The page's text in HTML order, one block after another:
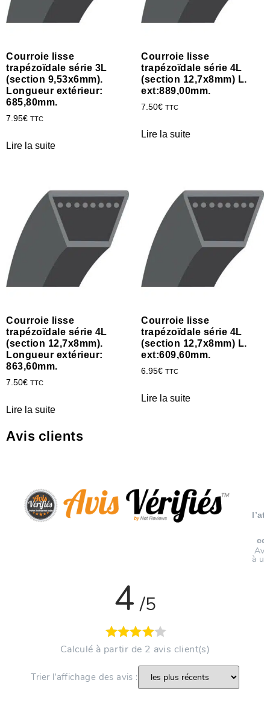
Courroie lisse
trapézoïdale série 3L
(section 9,53x6mm).
Longueur extérieur:
685,80mm.
7.95€ TTC
Lire la suite
Courroie lisse
trapézoïdale série 4L
(section 12,7x8mm) L.
ext:889,00mm.
7.50€ TTC
Lire la suite
Courroie lisse
trapézoïdale série 4L
(section 12,7x8mm).
Longueur extérieur:
863,60mm.
7.50€ TTC
Lire la suite
Courroie lisse
trapézoïdale série 4L
(section 12,7x8mm) L.
ext:609,60mm.
6.95€ TTC
Lire la suite
Avis clients
à
4 /5
Calculé à partir de 2 avis client(s)
Trier l’affichage des avis :